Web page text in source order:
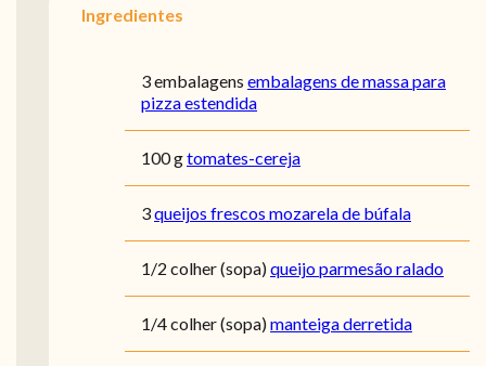
Ingredientes
3 embalagens embalagens de massa para
pizza estendida
100 gtomates-cereja
3queijos frescos mozarela de búfala
1/2 colher (sopa)queijo parmesão ralado
1/4 colher (sopa)manteiga derretida